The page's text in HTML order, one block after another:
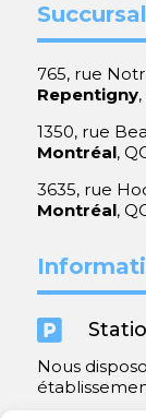
765, rue
Repentigny,
1350, rue
Montréal,
3635, rue
Montréal,

Nous